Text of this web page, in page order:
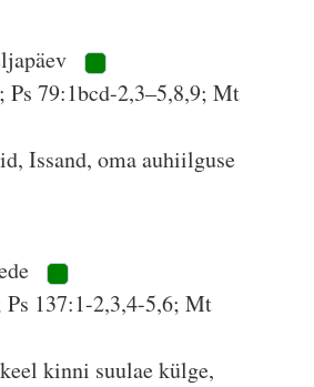
Ps 79:1bcd-2,3–5,8,9; Mt
Issand, oma auhiilguse
137:1-2,3,4-5,6; Mt
kinni suulae külge,